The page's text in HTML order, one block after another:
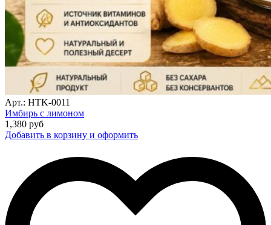
Арт.: HTK-0011
Имбирь с лимоном
1,380 руб
Добавить в корзину и оформить